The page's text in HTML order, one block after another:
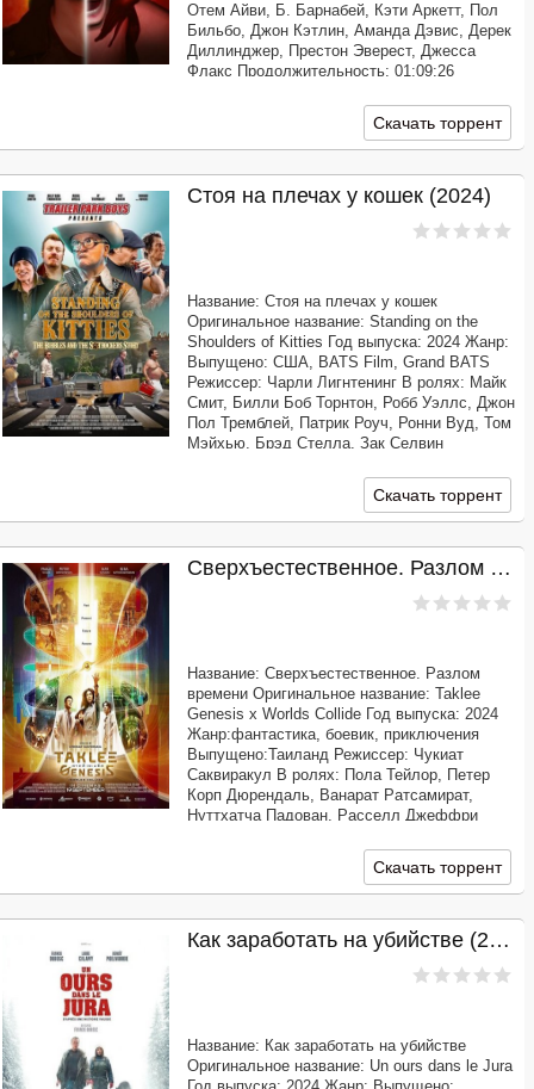
Отем Айви, Б. Барнабей, Кэти Аркетт, Пол
Бильбо, Джон Кэтлин, Аманда Дэвис, Дерек
Диллинджер, Престон Эверест, Джесса
Флакс Продолжительность: 01:09:26
["Синема УС"] Качество: WEB-DLRip Размер:
Скачать торрент
Стоя на плечах у кошек (2024)
Название: Стоя на плечах у кошек
Оригинальное название: Standing on the
Shoulders of Kitties Год выпуска: 2024 Жанр:
Выпущено: США, BATS Film, Grand BATS
Режиссер: Чарли Лигнтенинг В ролях: Майк
Смит, Билли Боб Торнтон, Робб Уэллс, Джон
Пол Тремблей, Патрик Роуч, Ронни Вуд, Том
Мэйхью, Брэд Стелла, Зак Селвин
Профессиональный двухголосый
Скачать торрент
Сверхъестественное. Разлом времени (2024)
Название: Сверхъестественное. Разлом
времени Оригинальное название: Taklee
Genesis x Worlds Collide Год выпуска: 2024
Жанр:фантастика, боевик, приключения
Выпущено:Таиланд Режиссер: Чукиат
Саквиракул В ролях: Пола Тейлор, Петер
Корп Дюрендаль, Ванарат Ратсамират,
Нуттхатча Падован, Расселл Джеффри
Промбандал Продолжительность: 02:26:52
Перевод: ПрофессиональныйСкачать торрент
Как заработать на убийстве (2024)
Название: Как заработать на убийстве
Оригинальное название: Un ours dans le Jura